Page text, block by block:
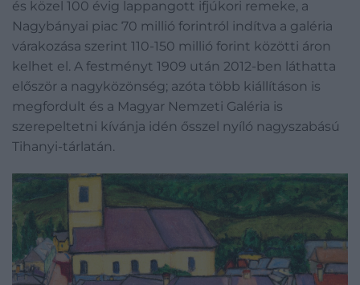
és közel 100 évig lappangott ifjúkori remeke, a
Nagybányai piac 70 millió forintról indítva a galéria
várakozása szerint 110-150 millió forint közötti áron
kelhet el. A festményt 1909 után 2012-ben láthatta
először a nagyközönség; azóta több kiállításon is
megfordult és a Magyar Nemzeti Galéria is
szerepeltetni kívánja idén ősszel nyíló nagyszabású
Tihanyi-tárlatán.